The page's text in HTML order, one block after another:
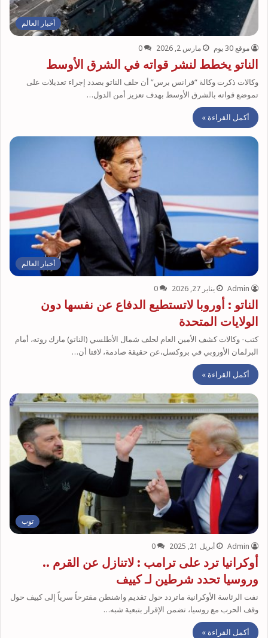
أخبار العالم
موقع 30 يوم مارس 2, 2026 0
الناتو يخطط لنشر قواته في الشرق الأوسط
وكالات ذكرت وكالة “فرانس برس” أن حلف الناتو بصدد إجراء تعديلات على
تموضع قواته بالشرق الأوسط بهدف تعزيز أمن الدول…
أكمل القراءة »
أخبار العالم
Admin يناير 27, 2026 0
الناتو : أوروبا لاتستطيع الدفاع عن نفسها دون
الولايات المتحدة
كتب- وكالات كشف الأمين العام لحلف شمال الأطلسي (الناتو) مارك روته، أمام
البرلمان الأوروبي في بروكسل،عن حقيقة صادمة، لافتا أن…
أكمل القراءة »
توب
Admin أبريل 21, 2025 0
أوكرانيا ترد على ترامب : لاتنازل عن القرم ..
وروسيا تحدد شرطين لـ كييف
نفت الرئاسة الأوكرانية ماتردد حول تقديم واشنطن مقترحاً سرياً إلى كييف حول
وقف الحرب مع روسيا، تضمن الإقرار بتبعية شبه…
أكمل القراءة »